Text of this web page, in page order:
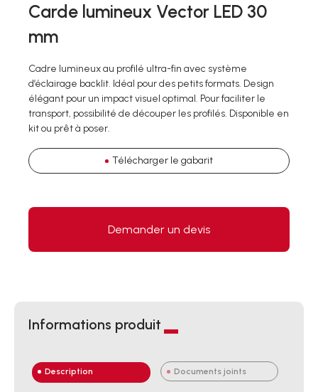
Carde lumineux Vector LED 30
mm
Cadre lumineux au profilé ultra-fin avec système
d’éclairage backlit. Idéal pour des petits formats. Design
élégant pour un impact visuel optimal. Pour faciliter le
transport, possibilité de découper les profilés. Disponible en
kit ou prêt à poser.
Télécharger le gabarit
Demander un devis
Informations produit
Description Documents joints